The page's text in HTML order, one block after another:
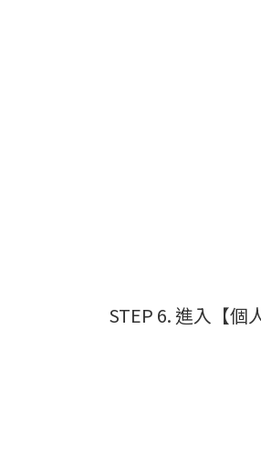
STEP 6. 進入【